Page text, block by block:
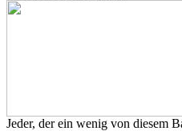
Jeder, der ein wenig von diesem